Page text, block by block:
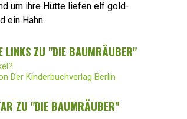
um ihre Hütte liefen elf gold-
ein Hahn.
LINKS ZU "DIE BAUMRÄUBER"
Der Kinderbuchverlag Berlin
ZU "DIE BAUMRÄUBER"